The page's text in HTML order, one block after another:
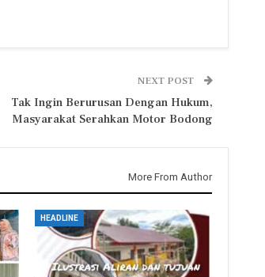
NEXT POST
Tak Ingin Berurusan Dengan Hukum,
Masyarakat Serahkan Motor Bodong
More From Author
HEADLINE